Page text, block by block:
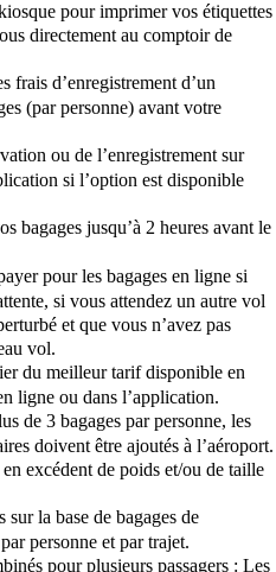
pour imprimer vos étiquettes
directement au comptoir de
frais d’enregistrement d’un
(par personne) avant votre
ou de l’enregistrement sur
si l’option est disponible
bagages jusqu’à 2 heures avant le
pour les bagages en ligne si
si vous attendez un autre vol
et que vous n’avez pas
vol.
du meilleur tarif disponible en
ligne ou dans l’application.
de 3 bagages par personne, les
doivent être ajoutés à l’aéroport.
excédent de poids et/ou de taille
sur la base de bagages de
personne et par trajet.
pour plusieurs passagers : Les